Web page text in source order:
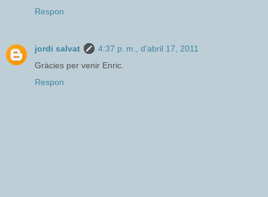
Respon
jordi salvat
4:37 p. m., d’abril 17, 2011
Gràcies per venir Enric.
Respon